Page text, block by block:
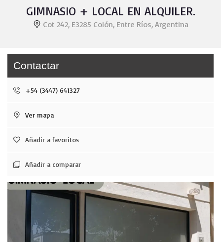
GIMNASIO + LOCAL EN ALQUILER.
Cot 242, E3285 Colón, Entre Ríos, Argentina
Contactar
+54 (3447) 641327
Ver mapa
Añadir a favoritos
Añadir a comparar